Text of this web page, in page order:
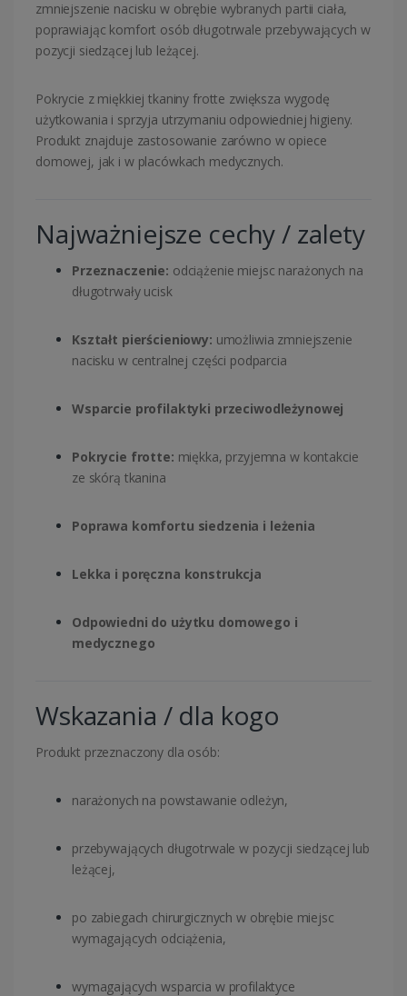
zmniejszenie nacisku w obrębie wybranych partii ciała,
poprawiając komfort osób długotrwale przebywających w
pozycji siedzącej lub leżącej.
Pokrycie z miękkiej tkaniny frotte zwiększa wygodę
użytkowania i sprzyja utrzymaniu odpowiedniej higieny.
Produkt znajduje zastosowanie zarówno w opiece
domowej, jak i w placówkach medycznych.
Najważniejsze cechy / zalety
Przeznaczenie: odciążenie miejsc narażonych na
długotrwały ucisk
Kształt pierścieniowy: umożliwia zmniejszenie
nacisku w centralnej części podparcia
Wsparcie profilaktyki przeciwodleżynowej
Pokrycie frotte: miękka, przyjemna w kontakcie
ze skórą tkanina
Poprawa komfortu siedzenia i leżenia
Lekka i poręczna konstrukcja
Odpowiedni do użytku domowego i
medycznego
Wskazania / dla kogo
Produkt przeznaczony dla osób:
narażonych na powstawanie odleżyn,
przebywających długotrwale w pozycji siedzącej lub
leżącej,
po zabiegach chirurgicznych w obrębie miejsc
wymagających odciążenia,
wymagających wsparcia w profilaktyce